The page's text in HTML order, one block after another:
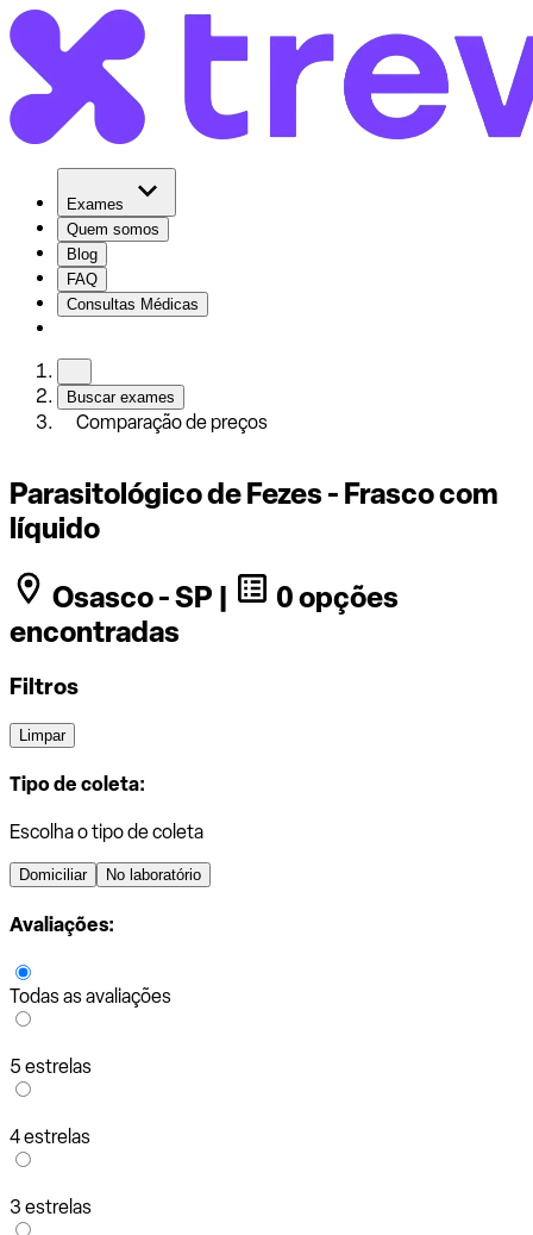
Exames
Quem somos
Blog
FAQ
Consultas Médicas
Buscar exames
Comparação de preços
Parasitológico de Fezes - Frasco com
líquido
Osasco - SP |
0 opções
encontradas
Filtros
Limpar
Tipo de coleta:
Escolha o tipo de coleta
Domiciliar No laboratório
Avaliações:
Todas as avaliações
5 estrelas
4 estrelas
3 estrelas